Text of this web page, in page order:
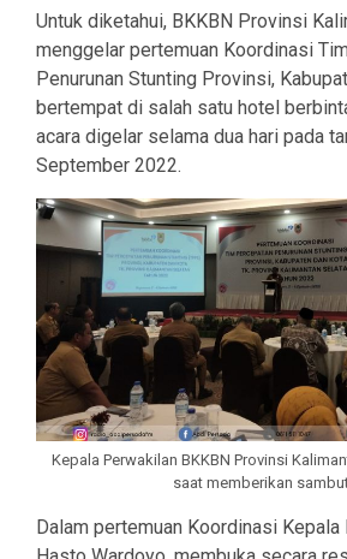
Untuk diketahui, BKKBN Provinsi
menggelar pertemuan Koordinasi
Penurunan Stunting Provinsi,
bertempat di salah satu hotel
acara digelar selama dua hari pada
September 2022.
Kepala Perwakilan BKKBN Provinsi
saat memberikan
Dalam pertemuan Koordinasi Kepala